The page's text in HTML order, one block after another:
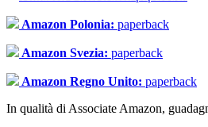
Amazon Polonia: paperback
Amazon Svezia: paperback
Amazon Regno Unito: paperback
In qualità di Associate Amazon,